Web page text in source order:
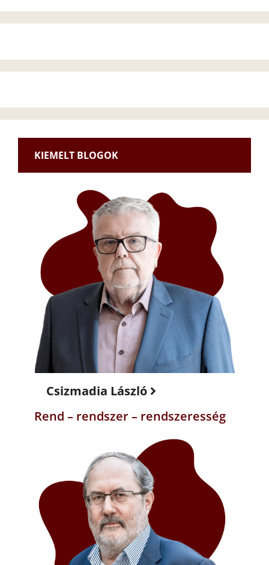
KIEMELT BLOGOK
Csizmadia László
Rend – rendszer – rendszeresség